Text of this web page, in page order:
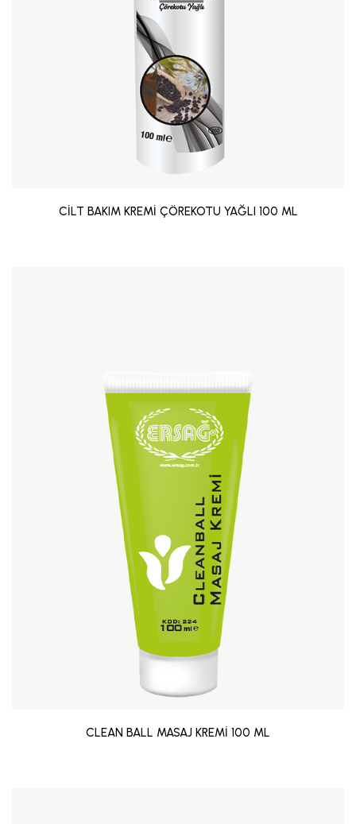
CİLT BAKIM KREMİ ÇÖREKOTU YAĞLI 100 ML
CLEAN BALL MASAJ KREMİ 100 ML